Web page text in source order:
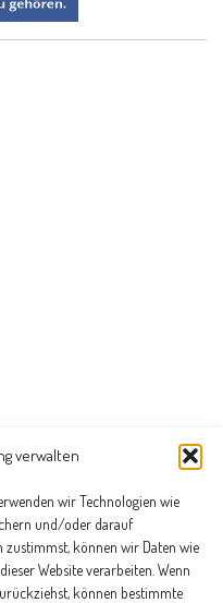
verwalten
wir Technologien wie
und/oder darauf
zustimmst, können wir Daten wie
Website verarbeiten. Wenn
können bestimmte